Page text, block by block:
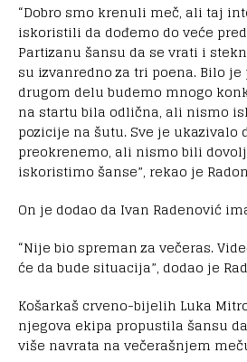
“Dobro smo krenuli meč, ali taj
iskoristili da dođemo do veće
Partizanu šansu da se vrati i
su izvanredno za tri poena. Bilo je
drugom delu budemo mnogo
na startu bila odlična, ali nismo
pozicije na šutu. Sve je ukazivalo
preokrenemo, ali nismo bili
iskoristimo šanse”, rekao je
On je dodao da Ivan Radenović
“Nije bio spreman za večeras.
će da bude situacija”, dodao je
Košarkaš crveno-bijelih Luka
njegova ekipa propustila šansu
više navrata na večerašnjem